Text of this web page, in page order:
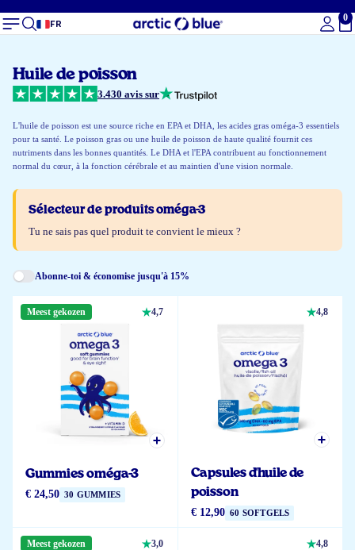
FR
0
Huile de poisson
3.430 avis sur
L'huile de poisson est une source riche en EPA et DHA, les acides gras oméga-3 essentiels
pour ta santé. Le poisson gras ou une huile de poisson de haute qualité fournit ces
nutriments dans les bonnes quantités. Le DHA et l'EPA contribuent au fonctionnement
normal du cœur, à la fonction cérébrale et au maintien d'une vision normale.
Sélecteur de produits oméga-3
Tu ne sais pas quel produit te convient le mieux ?
Abonne-toi & économise jusqu'à 15%
Meest gekozen 4,7
Gummies oméga-3
€ 24,50 30 GUMMIES
4,8
Capsules d'huile de
poisson
€ 12,90 60 SOFTGELS
Meest gekozen 3,0 4,8